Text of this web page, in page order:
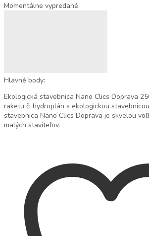
Momentálne vypredané.
Hlavné body:
Ekologická stavebnica Nano Clics Doprava
raketu či hydroplán s ekologickou
stavebnica Nano Clics Doprava je skvelou
malých staviteľov.